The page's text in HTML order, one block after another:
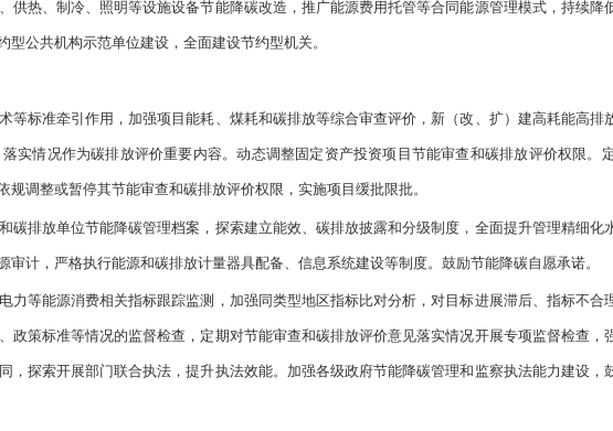
热、制冷、照明等设施设备节能降碳改造，推广能源费用托管等合同能源管理模式，持续降
公共机构示范单位建设，全面建设节约型机关。
标准牵引作用，加强项目能耗、煤耗和碳排放等综合审查评价，新（改、扩）建高耗能高排
实情况作为碳排放评价重要内容。动态调整固定资产投资项目节能审查和碳排放评价权限。
调整或暂停其节能审查和碳排放评价权限，实施项目缓批限批。
排放单位节能降碳管理档案，探索建立能效、碳排放披露和分级制度，全面提升管理精细化
计，严格执行能源和碳排放计量器具配备、信息系统建设等制度。鼓励节能降碳自愿承诺。
等能源消费相关指标跟踪监测，加强同类型地区指标比对分析，对目标进展滞后、指标不合
策标准等情况的监督检查，定期对节能审查和碳排放评价意见落实情况开展专项监督检查，
，探索开展部门联合执法，提升执法效能。加强各级政府节能降碳管理和监察执法能力建设，